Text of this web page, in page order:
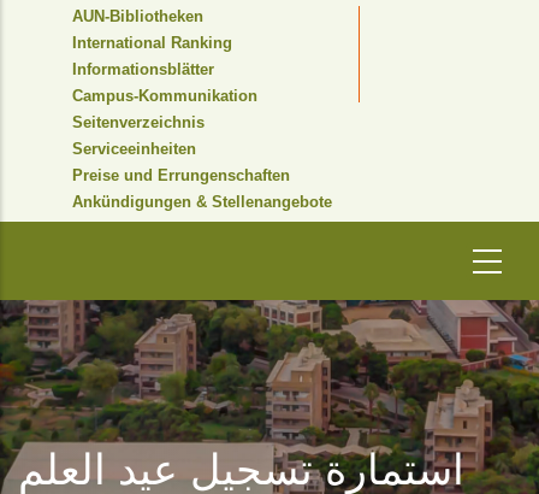
AUN-Bibliotheken
International Ranking
Informationsblätter
Campus-Kommunikation
Seitenverzeichnis
Serviceeinheiten
Preise und Errungenschaften
Ankündigungen & Stellenangebote
استمارة تسجيل عيد العلم